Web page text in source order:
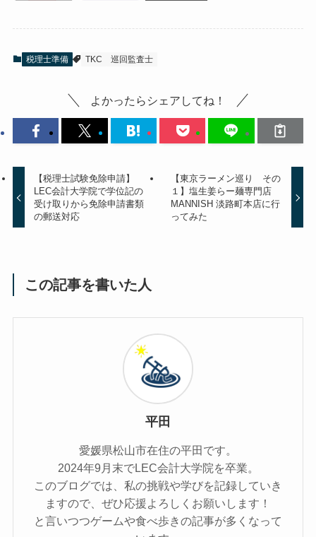
税理士準備 TKC 巡回監査士
よかったらシェアしてね！
【税理士試験免除申請】
LEC会計大学院で学位記の
受け取りから免除申請書類
の郵送対応
【東京ラーメン巡り その
１】塩生姜らー麺専門店
MANNISH 淡路町本店に行
ってみた
この記事を書いた人
平田
愛媛県松山市在住の平田です。
2024年9月末でLEC会計大学院を卒業。
このブログでは、私の挑戦や学びを記録していき
ますので、ぜひ応援よろしくお願いします！
と言いつつゲームや食べ歩きの記事が多くなって